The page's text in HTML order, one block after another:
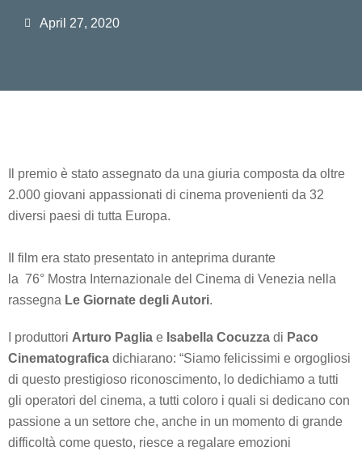
April 27, 2020
Il premio è stato assegnato da una giuria composta da oltre
2.000 giovani appassionati di cinema provenienti da 32
diversi paesi di tutta Europa.
Il film era stato presentato in anteprima durante
la 76° Mostra Internazionale del Cinema di Venezia nella
rassegna Le Giornate degli Autori.
I produttori Arturo Paglia e Isabella Cocuzza di Paco
Cinematografica dichiarano: “Siamo felicissimi e orgogliosi
di questo prestigioso riconoscimento, lo dedichiamo a tutti
gli operatori del cinema, a tutti coloro i quali si dedicano con
passione a un settore che, anche in un momento di grande
difficoltà come questo, riesce a regalare emozioni